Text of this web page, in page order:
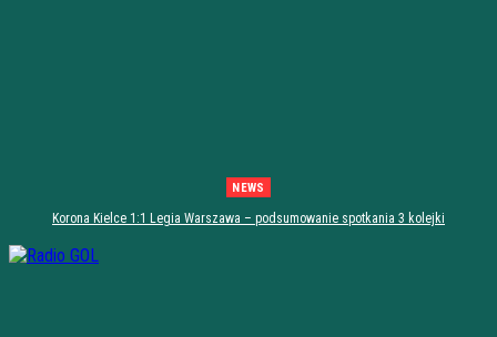
NEWS
Korona Kielce 1:1 Legia Warszawa – podsumowanie spotkania 3 kolejki